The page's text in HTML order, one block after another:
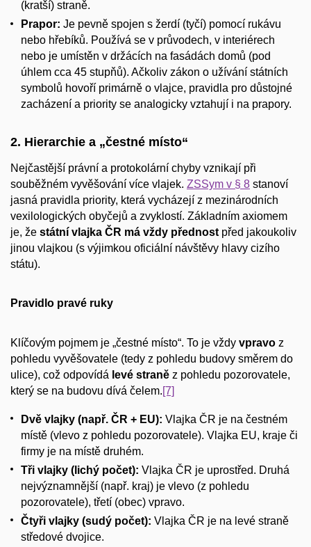
(kratší) straně.
Prapor: Je pevně spojen s žerdí (tyčí) pomocí rukávu
nebo hřebíků. Používá se v průvodech, v interiérech
nebo je umístěn v držácích na fasádách domů (pod
úhlem cca 45 stupňů). Ačkoliv zákon o užívání státních
symbolů hovoří primárně o vlajce, pravidla pro důstojné
zacházení a priority se analogicky vztahují i na prapory.
2. Hierarchie a „čestné místo“
Nejčastější právní a protokolární chyby vznikají při
souběžném vyvěšování více vlajek. ZSSym v § 8 stanoví
jasná pravidla priority, která vycházejí z mezinárodních
vexilologických obyčejů a zvyklostí. Základním axiomem
je, že státní vlajka ČR má vždy přednost před jakoukoliv
jinou vlajkou (s výjimkou oficiální návštěvy hlavy cizího
státu).
Pravidlo pravé ruky
Klíčovým pojmem je „čestné místo“. To je vždy vpravo z
pohledu vyvěšovatele (tedy z pohledu budovy směrem do
ulice), což odpovídá levé straně z pohledu pozorovatele,
který se na budovu dívá čelem.[7]
Dvě vlajky (např. ČR + EU): Vlajka ČR je na čestném
místě (vlevo z pohledu pozorovatele). Vlajka EU, kraje či
firmy je na místě druhém.
Tři vlajky (lichý počet): Vlajka ČR je uprostřed. Druhá
nejvýznamnější (např. kraj) je vlevo (z pohledu
pozorovatele), třetí (obec) vpravo.
Čtyři vlajky (sudý počet): Vlajka ČR je na levé straně
středové dvojice.